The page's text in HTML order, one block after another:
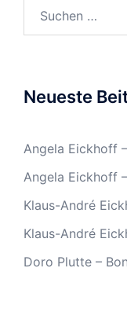
Neueste
Angela Eickhoff
Angela Eickhoff
Klaus-André
Klaus-André
Doro Plutte –